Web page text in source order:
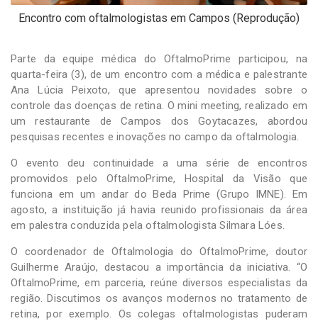
Encontro com oftalmologistas em Campos (Reprodução)
Parte da equipe médica do OftalmoPrime participou, na
quarta-feira (3), de um encontro com a médica e palestrante
Ana Lúcia Peixoto, que apresentou novidades sobre o
controle das doenças de retina. O mini meeting, realizado em
um restaurante de Campos dos Goytacazes, abordou
pesquisas recentes e inovações no campo da oftalmologia.
O evento deu continuidade a uma série de encontros
promovidos pelo OftalmoPrime, Hospital da Visão que
funciona em um andar do Beda Prime (Grupo IMNE). Em
agosto, a instituição já havia reunido profissionais da área
em palestra conduzida pela oftalmologista Silmara Lóes.
O coordenador de Oftalmologia do OftalmoPrime, doutor
Guilherme Araújo, destacou a importância da iniciativa. “O
OftalmoPrime, em parceria, reúne diversos especialistas da
região. Discutimos os avanços modernos no tratamento de
retina, por exemplo. Os colegas oftalmologistas puderam